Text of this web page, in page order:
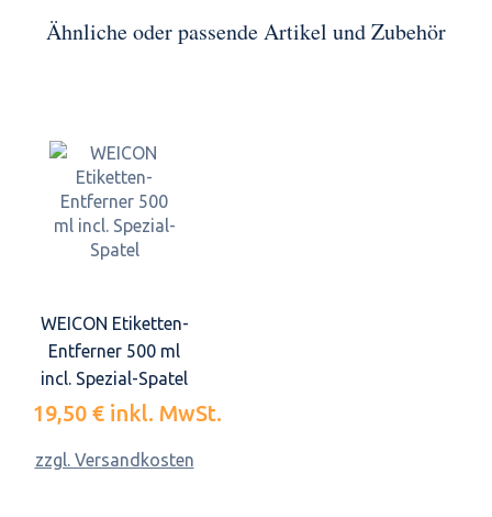
Ähnliche oder passende Artikel und Zubehör
WEICON Etiketten-
Entferner 500 ml
incl. Spezial-Spatel
19,50 € inkl. MwSt.
zzgl. Versandkosten